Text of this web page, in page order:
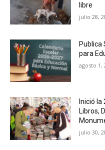
libre
julio 28,
Publica
para
agosto 1,
Inició
Libros,
julio 30,